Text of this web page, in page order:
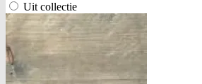
Uit collectie